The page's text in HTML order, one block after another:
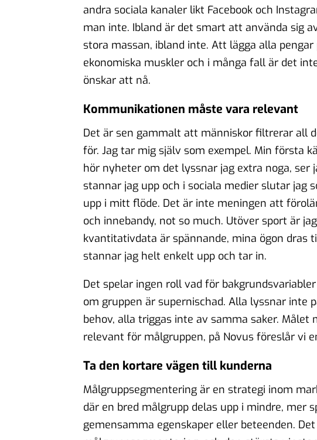
andra sociala kanaler likt Facebook och
man inte. Ibland är det smart att använda sig
stora massan, ibland inte. Att lägga alla
ekonomiska muskler och i många fall är det
önskar att nå.
Kommunikationen måste vara relevant
Det är sen gammalt att människor filtrerar all
för. Jag tar mig själv som exempel. Min första
hör nyheter om det lyssnar jag extra noga, ser
stannar jag upp och i sociala medier slutar jag
upp i mitt flöde. Det är inte meningen att
och innebandy, not so much. Utöver sport är
kvantitativdata är spännande, mina ögon dras
stannar jag helt enkelt upp och tar in.
Det spelar ingen roll vad för
om gruppen är supernischad. Alla lyssnar inte
behov, alla triggas inte av samma saker.
relevant för målgruppen, på Novus föreslår vi
Ta den kortare vägen till kunderna
Målgruppsegmentering är en strategi inom
där en bred målgrupp delas upp i mindre, mer
gemensamma egenskaper eller beteenden.